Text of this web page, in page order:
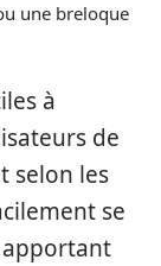
une breloque
à
de
selon les
se
apportant